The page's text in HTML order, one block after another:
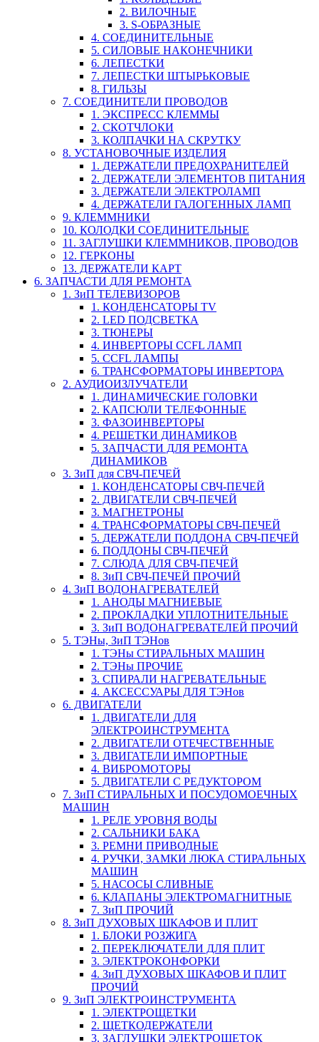
2. ВИЛОЧНЫЕ
3. S-ОБРАЗНЫЕ
4. СОЕДИНИТЕЛЬНЫЕ
5. СИЛОВЫЕ НАКОНЕЧНИКИ
6. ЛЕПЕСТКИ
7. ЛЕПЕСТКИ ШТЫРЬКОВЫЕ
8. ГИЛЬЗЫ
7. СОЕДИНИТЕЛИ ПРОВОДОВ
1. ЭКСПРЕСС КЛЕММЫ
2. СКОТЧЛОКИ
3. КОЛПАЧКИ НА СКРУТКУ
8. УСТАНОВОЧНЫЕ ИЗДЕЛИЯ
1. ДЕРЖАТЕЛИ ПРЕДОХРАНИТЕЛЕЙ
2. ДЕРЖАТЕЛИ ЭЛЕМЕНТОВ ПИТАНИЯ
3. ДЕРЖАТЕЛИ ЭЛЕКТРОЛАМП
4. ДЕРЖАТЕЛИ ГАЛОГЕННЫХ ЛАМП
9. КЛЕММНИКИ
10. КОЛОДКИ СОЕДИНИТЕЛЬНЫЕ
11. ЗАГЛУШКИ КЛЕММНИКОВ, ПРОВОДОВ
12. ГЕРКОНЫ
13. ДЕРЖАТЕЛИ КАРТ
6. ЗАПЧАСТИ ДЛЯ РЕМОНТА
1. ЗиП ТЕЛЕВИЗОРОВ
1. КОНДЕНСАТОРЫ TV
2. LED ПОДСВЕТКА
3. ТЮНЕРЫ
4. ИНВЕРТОРЫ CCFL ЛАМП
5. CCFL ЛАМПЫ
6. ТРАНСФОРМАТОРЫ ИНВЕРТОРА
2. АУДИОИЗЛУЧАТЕЛИ
1. ДИНАМИЧЕСКИЕ ГОЛОВКИ
2. КАПСЮЛИ ТЕЛЕФОННЫЕ
3. ФАЗОИНВЕРТОРЫ
4. РЕШЕТКИ ДИНАМИКОВ
5. ЗАПЧАСТИ ДЛЯ РЕМОНТА
ДИНАМИКОВ
3. ЗиП для СВЧ-ПЕЧЕЙ
1. КОНДЕНСАТОРЫ СВЧ-ПЕЧЕЙ
2. ДВИГАТЕЛИ СВЧ-ПЕЧЕЙ
3. МАГНЕТРОНЫ
4. ТРАНСФОРМАТОРЫ СВЧ-ПЕЧЕЙ
5. ДЕРЖАТЕЛИ ПОДДОНА СВЧ-ПЕЧЕЙ
6. ПОДДОНЫ СВЧ-ПЕЧЕЙ
7. СЛЮДА ДЛЯ СВЧ-ПЕЧЕЙ
8. ЗиП СВЧ-ПЕЧЕЙ ПРОЧИЙ
4. ЗиП ВОДОНАГРЕВАТЕЛЕЙ
1. АНОДЫ МАГНИЕВЫЕ
2. ПРОКЛАДКИ УПЛОТНИТЕЛЬНЫЕ
3. ЗиП ВОДОНАГРЕВАТЕЛЕЙ ПРОЧИЙ
5. ТЭНы, ЗиП ТЭНов
1. ТЭНы СТИРАЛЬНЫХ МАШИН
2. ТЭНы ПРОЧИЕ
3. СПИРАЛИ НАГРЕВАТЕЛЬНЫЕ
4. АКСЕССУАРЫ ДЛЯ ТЭНов
6. ДВИГАТЕЛИ
1. ДВИГАТЕЛИ ДЛЯ
ЭЛЕКТРОИНСТРУМЕНТА
2. ДВИГАТЕЛИ ОТЕЧЕСТВЕННЫЕ
3. ДВИГАТЕЛИ ИМПОРТНЫЕ
4. ВИБРОМОТОРЫ
5. ДВИГАТЕЛИ С РЕДУКТОРОМ
7. ЗиП СТИРАЛЬНЫХ И ПОСУДОМОЕЧНЫХ
МАШИН
1. РЕЛЕ УРОВНЯ ВОДЫ
2. САЛЬНИКИ БАКА
3. РЕМНИ ПРИВОДНЫЕ
4. РУЧКИ, ЗАМКИ ЛЮКА СТИРАЛЬНЫХ
МАШИН
5. НАСОСЫ СЛИВНЫЕ
6. КЛАПАНЫ ЭЛЕКТРОМАГНИТНЫЕ
7. ЗиП ПРОЧИЙ
8. ЗиП ДУХОВЫХ ШКАФОВ И ПЛИТ
1. БЛОКИ РОЗЖИГА
2. ПЕРЕКЛЮЧАТЕЛИ ДЛЯ ПЛИТ
3. ЭЛЕКТРОКОНФОРКИ
4. ЗиП ДУХОВЫХ ШКАФОВ И ПЛИТ
ПРОЧИЙ
9. ЗиП ЭЛЕКТРОИНСТРУМЕНТА
1. ЭЛЕКТРОЩЕТКИ
2. ЩЕТКОДЕРЖАТЕЛИ
3. ЗАГЛУШКИ ЭЛЕКТРОЩЕТОК